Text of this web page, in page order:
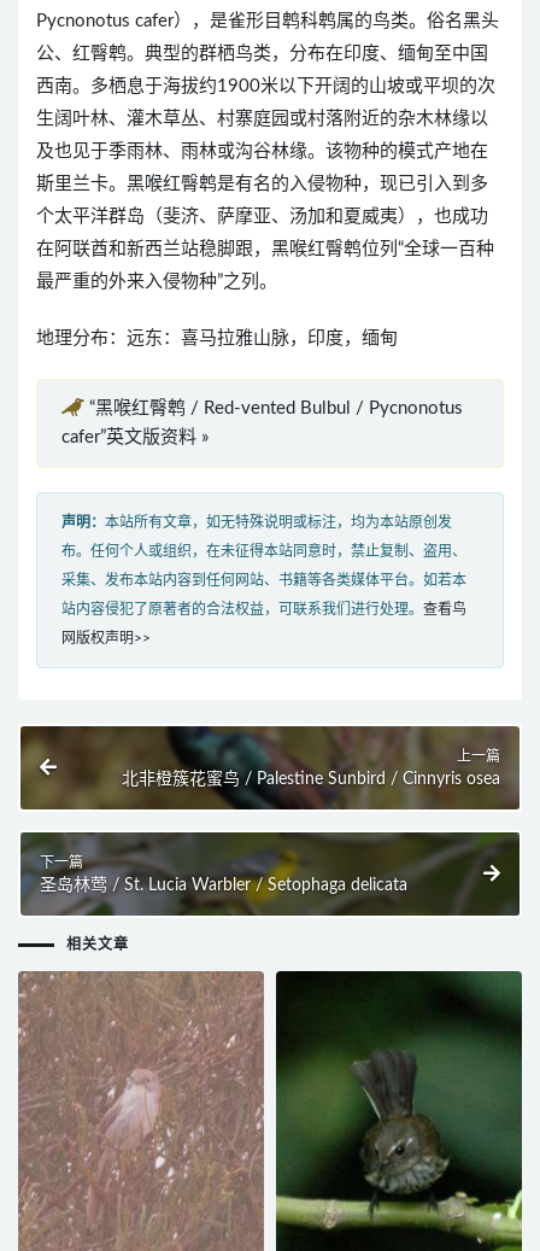
Pycnonotus cafer），是雀形目鹎科鹎属的鸟类。俗名黑头
公、红臀鹎。典型的群栖鸟类，分布在印度、缅甸至中国
西南。多栖息于海拔约1900米以下开阔的山坡或平坝的次
生阔叶林、灌木草丛、村寨庭园或村落附近的杂木林缘以
及也见于季雨林、雨林或沟谷林缘。该物种的模式产地在
斯里兰卡。黑喉红臀鹎是有名的入侵物种，现已引入到多
个太平洋群岛（斐济、萨摩亚、汤加和夏威夷），也成功
在阿联酋和新西兰站稳脚跟，黑喉红臀鹎位列“全球一百种
最严重的外来入侵物种”之列。
地理分布：远东：喜马拉雅山脉，印度，缅甸
“黑喉红臀鹎 / Red-vented Bulbul / Pycnonotus
cafer”英文版资料 »
声明： 本站所有文章，如无特殊说明或标注，均为本站原创发
布。任何个人或组织，在未征得本站同意时，禁止复制、盗用、
采集、发布本站内容到任何网站、书籍等各类媒体平台。如若本
站内容侵犯了原著者的合法权益，可联系我们进行处理。 查看鸟
网版权声明>>
上一篇
北非橙簇花蜜鸟 / Palestine Sunbird / Cinnyris osea
下一篇
圣岛林莺 / St. Lucia Warbler / Setophaga delicata
相关文章